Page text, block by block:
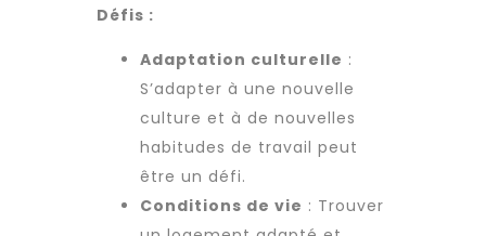
Défis :
Adaptation culturelle :
S’adapter à une nouvelle
culture et à de nouvelles
habitudes de travail peut
être un défi.
Conditions de vie : Trouver